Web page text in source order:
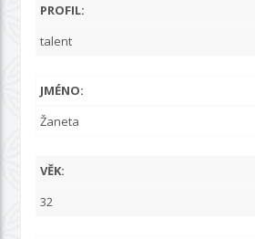
PROFIL:
talent
JMÉNO:
Žaneta
VĚK:
32